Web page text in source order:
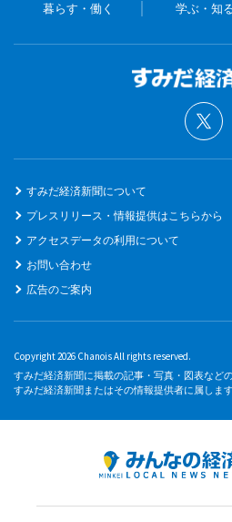
暮らす・働く 学ぶ・知
すみだ経済新聞について
プレスリリース・情報提供はこちらから
アクセスデータの利用について
お問い合わせ
広告のご案内
Copyright 2026 Chanois All rights reserved.
すみだ経済新聞に掲載の記事・写真・図表など
すみだ経済新聞またはその情報提供者に属します